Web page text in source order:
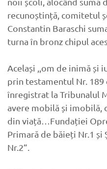
recunoștință, comitetul
Constantin Baraschi
turna în bronz chipul
Același ,,om de inimă și
prin testamentul Nr.
înregistrat la Tribunalul
avere mobilă și imobilă,
din viață…Fundației
Primară de băieți Nr.1 și
Nr.2”.